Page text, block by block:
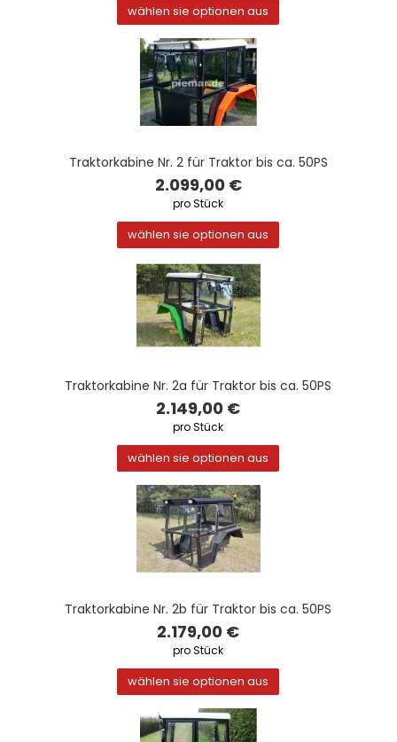
wählen sie optionen aus
Traktorkabine Nr. 2 für Traktor bis ca. 50PS
2.099,00 €
pro Stück
wählen sie optionen aus
Traktorkabine Nr. 2a für Traktor bis ca. 50PS
2.149,00 €
pro Stück
wählen sie optionen aus
Traktorkabine Nr. 2b für Traktor bis ca. 50PS
2.179,00 €
pro Stück
wählen sie optionen aus